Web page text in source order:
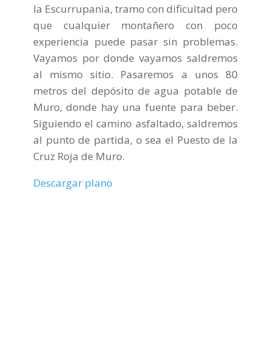
la Escurrupania, tramo con dificultad pero
que cualquier montañero con poco
experiencia puede pasar sin problemas.
Vayamos por donde vayamos saldremos
al mismo sitio. Pasaremos a unos 80
metros del depósito de agua potable de
Muro, donde hay una fuente para beber.
Siguiendo el camino asfaltado, saldremos
al punto de partida, o sea el Puesto de la
Cruz Roja de Muro.
Descargar plano